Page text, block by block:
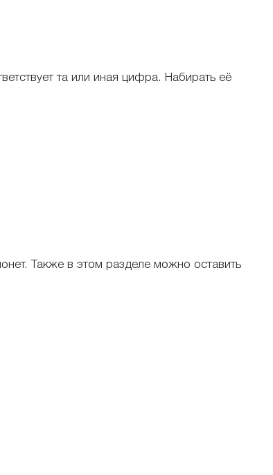
та или иная цифра. Набирать её
Также в этом разделе можно оставить